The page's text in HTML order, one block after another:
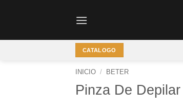
CATALOGO
INICIO / BETER
Pinza De Depilar